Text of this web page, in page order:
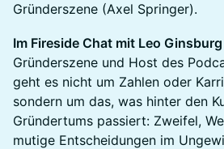
Gründerszene (Axel Springer).
Im Fireside Chat mit Leo Ginsburg
Gründerszene und Host des
geht es nicht um Zahlen oder
sondern um das, was hinter den
Gründertums passiert: Zweifel,
mutige Entscheidungen im